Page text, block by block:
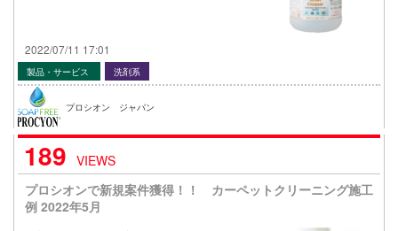
2022/07/11 17:01
製品・サービス 洗剤系
プロシオン ジャパン
189 VIEWS
プロシオンで新規案件獲得！！ カーペットクリーニング施工
例 2022年5月